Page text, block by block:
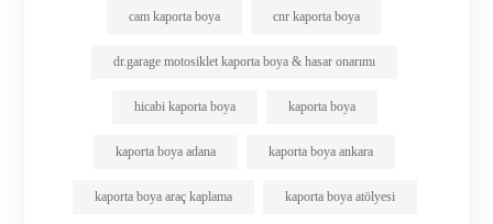
cam kaporta boya cnr kaporta boya
dr.garage motosiklet kaporta boya & hasar onarımı
hicabi kaporta boya kaporta boya
kaporta boya adana kaporta boya ankara
kaporta boya araç kaplama kaporta boya atölyesi